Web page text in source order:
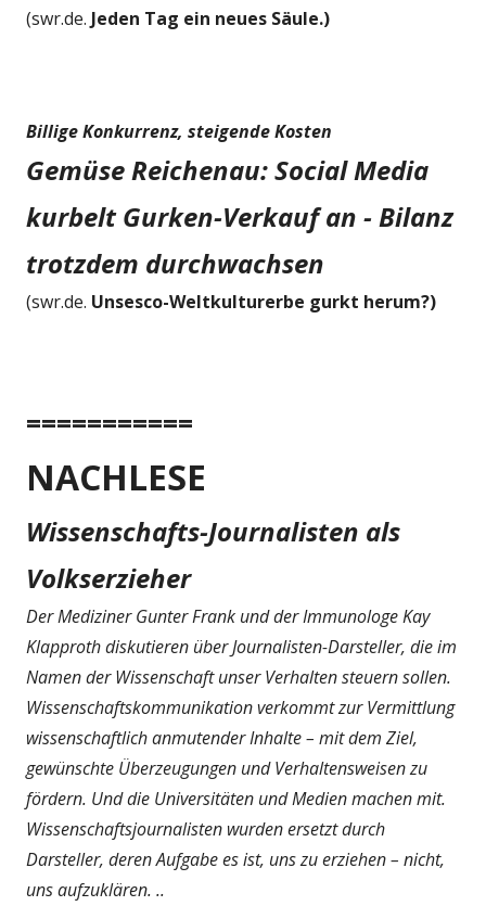
(swr.de. Jeden Tag ein neues Säule.)
Billige Konkurrenz, steigende Kosten
Gemüse Reichenau: Social Media
kurbelt Gurken-Verkauf an - Bilanz
trotzdem durchwachsen
(swr.de. Unsesco-Weltkulturerbe gurkt herum?)
===========
NACHLESE
Wissenschafts-Journalisten als
Volkserzieher
Der Mediziner Gunter Frank und der Immunologe Kay
Klapproth diskutieren über Journalisten-Darsteller, die im
Namen der Wissenschaft unser Verhalten steuern sollen.
Wissenschaftskommunikation verkommt zur Vermittlung
wissenschaftlich anmutender Inhalte – mit dem Ziel,
gewünschte Überzeugungen und Verhaltensweisen zu
fördern. Und die Universitäten und Medien machen mit.
Wissenschaftsjournalisten wurden ersetzt durch
Darsteller, deren Aufgabe es ist, uns zu erziehen – nicht,
uns aufzuklären. ..